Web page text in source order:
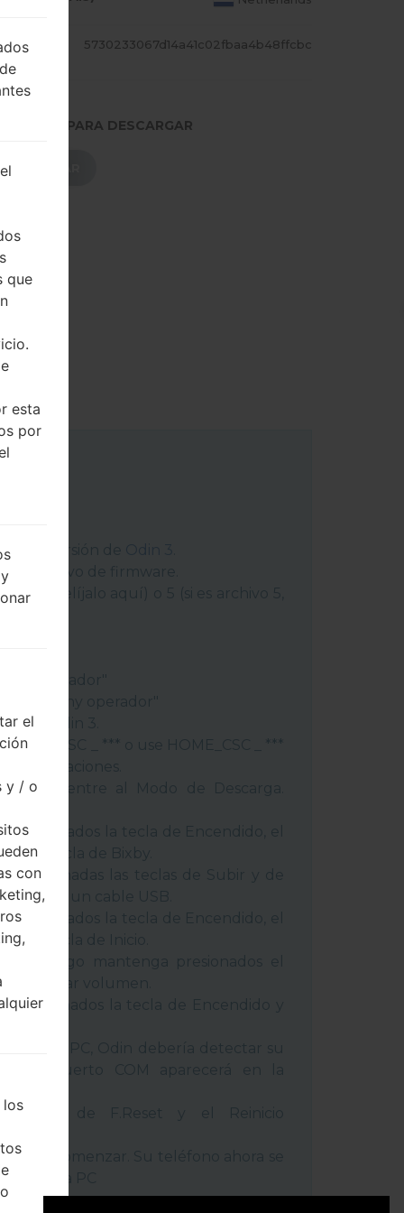
5730233067d14a41c02fbaa4b48ffcbc
PARA DESCARGAR
DESCARGAR
versión de
el archivo de firmware.
1, elíjalo aquí) o 5 (si es archivo 5,
y operador"
a Odin 3.
use CSC _ *** o use HOME_CSC _ ***
y entre al Modo de Descarga.
presionados la tecla de Encendido, el
y la tecla de Bixby.
presionadas las teclas de Subir y de
un cable USB.
presionados la tecla de Encendido, el
y la tecla de Inicio.
luego mantenga presionados el
de Bajar volumen.
presionados la tecla de Encendido y
de F.Reset y el Reinicio
tecla Comenzar. Su teléfono ahora se
de la PC
que
esta
por
el
y / o
con
los